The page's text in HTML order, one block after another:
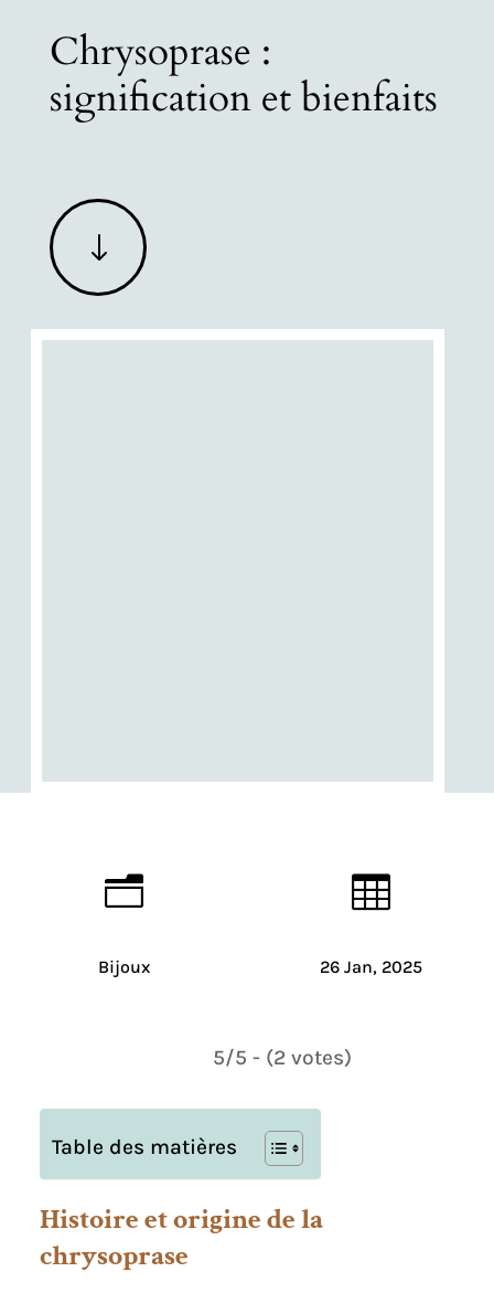
Chrysoprase :
signification et bienfaits
"
n
Bijoux

26 Jan, 2025
5/5 - (2 votes)
Table des matières
Histoire et origine de la
chrysoprase